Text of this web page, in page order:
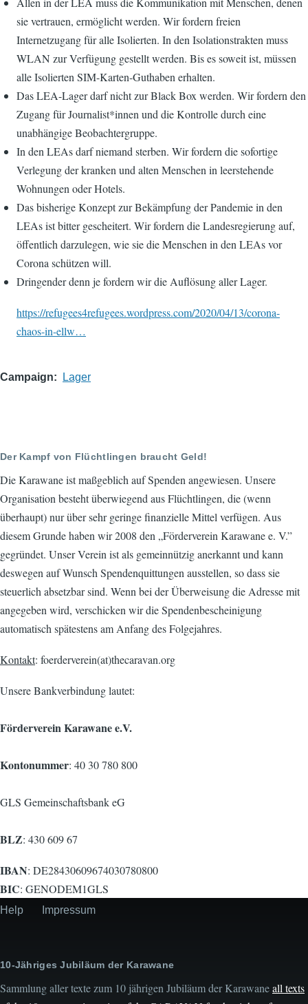
sie vertrauen, ermöglicht werden. Wir fordern freien
Internetzugang für alle Isolierten. In den Isolationstrakten muss
WLAN zur Verfügung gestellt werden. Bis es soweit ist, müssen
alle Isolierten SIM-Karten-Guthaben erhalten.
Das LEA-Lager darf nicht zur Black Box werden. Wir fordern den
Zugang für Journalist*innen und die Kontrolle durch eine
unabhängige Beobachtergruppe.
In den LEAs darf niemand sterben. Wir fordern die sofortige
Verlegung der kranken und alten Menschen in leerstehende
Wohnungen oder Hotels.
Das bisherige Konzept zur Bekämpfung der Pandemie in den
LEAs ist bitter gescheitert. Wir fordern die Landesregierung auf,
öffentlich darzulegen, wie sie die Menschen in den LEAs vor
Corona schützen will.
Dringender denn je fordern wir die Auflösung aller Lager.
https://refugees4refugees.wordpress.com/2020/04/13/corona-
chaos-in-ellw…
Campaign Lager
Der Kampf von Flüchtlingen braucht Geld!
Die Karawane ist maßgeblich auf Spenden angewiesen. Unsere
Organisation besteht überwiegend aus Flüchtlingen, die (wenn
überhaupt) nur über sehr geringe finanzielle Mittel verfügen. Aus
diesem Grunde haben wir 2008 den „Förderverein Karawane e. V.”
gegründet. Unser Verein ist als gemeinnützig anerkannt und kann
deswegen auf Wunsch Spendenquittungen ausstellen, so dass sie
steuerlich absetzbar sind. Wenn bei der Überweisung die Adresse mit
angegeben wird, verschicken wir die Spendenbescheinigung
automatisch spätestens am Anfang des Folgejahres.
Kontakt: foerderverein(at)thecaravan.org
Unsere Bankverbindung lautet:
Förderverein Karawane e.V.
Kontonummer: 40 30 780 800
GLS Gemeinschaftsbank eG
BLZ: 430 609 67
IBAN: DE28430609674030780800
BIC: GENODEM1GLS
Secondary
Help Impressum
10-Jähriges Jubiläum der Karawane
Sammlung aller texte zum 10 jährigen Jubiläum der Karawaneall texts